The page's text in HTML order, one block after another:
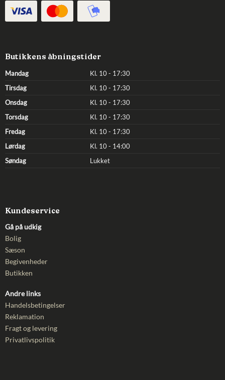
Butikkens åbningstider
Mandag
Kl. 10 - 17:30
Tirsdag
Kl. 10 - 17:30
Onsdag
Kl. 10 - 17:30
Torsdag
Kl. 10 - 17:30
Fredag
Kl. 10 - 17:30
Lørdag
Kl. 10 - 14:00
Søndag
Lukket
Kundeservice
Gå på udkig
Bolig
Sæson
Begivenheder
Butikken
Andre links
Handelsbetingelser
Reklamation
Fragt og levering
Privatlivspolitik